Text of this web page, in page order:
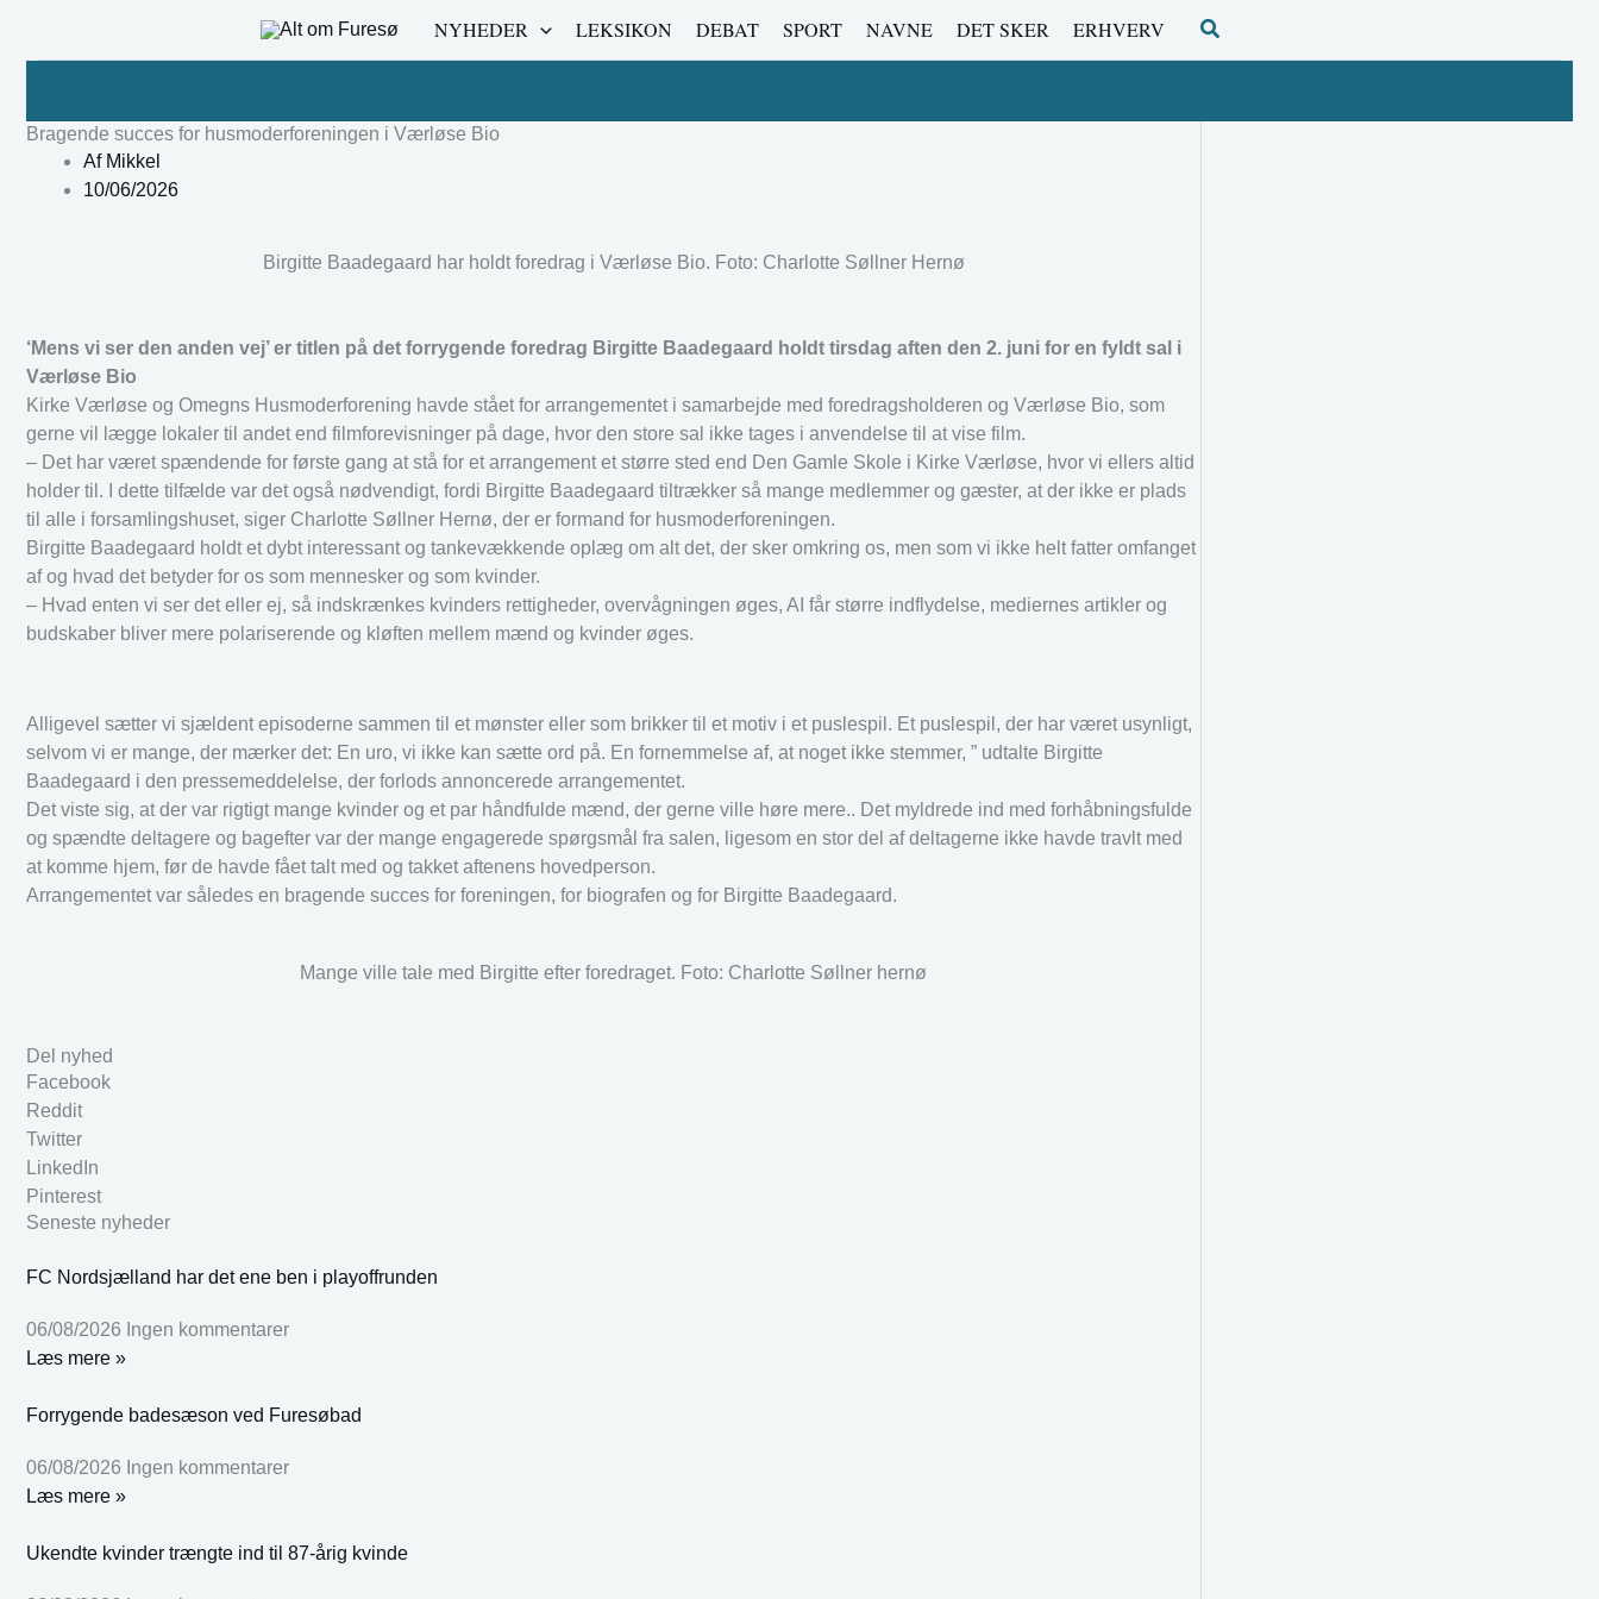
NYHEDER LEKSIKON DEBAT SPORT NAVNE DET SKER ERHVERV Søg
Bragende succes for husmoderforeningen i Værløse Bio
AfMikkel
10/06/2026
Birgitte Baadegaard har holdt foredrag i Værløse Bio. Foto: Charlotte Søllner Hernø
‘Mens vi ser den anden vej’ er titlen på det forrygende foredrag Birgitte Baadegaard holdt tirsdag aften den 2. juni for en fyldt sal i
Værløse Bio
Kirke Værløse og Omegns Husmoderforening havde stået for arrangementet i samarbejde med foredragsholderen og Værløse Bio, som
gerne vil lægge lokaler til andet end filmforevisninger på dage, hvor den store sal ikke tages i anvendelse til at vise film.
– Det har været spændende for første gang at stå for et arrangement et større sted end Den Gamle Skole i Kirke Værløse, hvor vi ellers altid
holder til. I dette tilfælde var det også nødvendigt, fordi Birgitte Baadegaard tiltrækker så mange medlemmer og gæster, at der ikke er plads
til alle i forsamlingshuset, siger Charlotte Søllner Hernø, der er formand for husmoderforeningen.
Birgitte Baadegaard holdt et dybt interessant og tankevækkende oplæg om alt det, der sker omkring os, men som vi ikke helt fatter omfanget
af og hvad det betyder for os som mennesker og som kvinder.
– Hvad enten vi ser det eller ej, så indskrænkes kvinders rettigheder, overvågningen øges, AI får større indflydelse, mediernes artikler og
budskaber bliver mere polariserende og kløften mellem mænd og kvinder øges.
Alligevel sætter vi sjældent episoderne sammen til et mønster eller som brikker til et motiv i et puslespil. Et puslespil, der har været usynligt,
selvom vi er mange, der mærker det: En uro, vi ikke kan sætte ord på. En fornemmelse af, at noget ikke stemmer, ” udtalte Birgitte
Baadegaard i den pressemeddelelse, der forlods annoncerede arrangementet.
Det viste sig, at der var rigtigt mange kvinder og et par håndfulde mænd, der gerne ville høre mere.. Det myldrede ind med forhåbningsfulde
og spændte deltagere og bagefter var der mange engagerede spørgsmål fra salen, ligesom en stor del af deltagerne ikke havde travlt med
at komme hjem, før de havde fået talt med og takket aftenens hovedperson.
Arrangementet var således en bragende succes for foreningen, for biografen og for Birgitte Baadegaard.
Mange ville tale med Birgitte efter foredraget. Foto: Charlotte Søllner hernø
Del nyhed
Facebook
Reddit
Twitter
LinkedIn
Pinterest
Seneste nyheder
FC Nordsjælland har det ene ben i playoffrunden
06/08/2026 Ingen kommentarer
Læs mere »
Forrygende badesæson ved Furesøbad
06/08/2026 Ingen kommentarer
Læs mere »
Ukendte kvinder trængte ind til 87-årig kvinde